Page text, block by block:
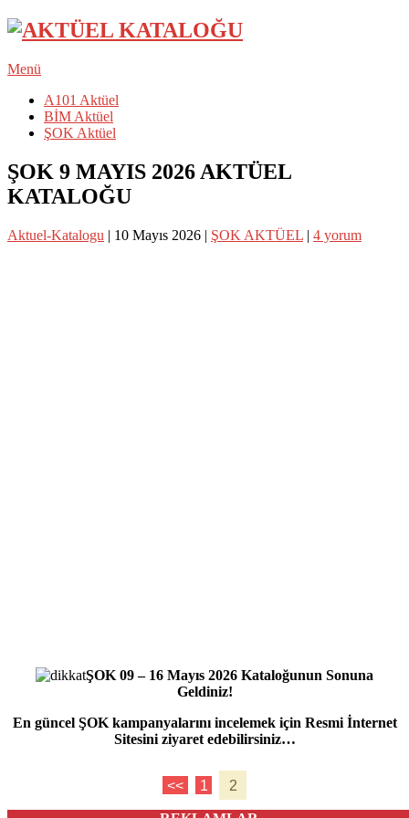
Menü
A101 Aktüel
BİM Aktüel
ŞOK Aktüel
ŞOK 9 MAYIS 2026 AKTÜEL
KATALOĞU
Aktuel-Katalogu | 10 Mayıs 2026 | ŞOK AKTÜEL | 4 yorum
ŞOK 09 – 16 Mayıs 2026 Kataloğunun Sonuna
Geldiniz!
En güncel ŞOK kampanyalarını incelemek için Resmi İnternet
Sitesini ziyaret edebilirsiniz…
<< 1 2